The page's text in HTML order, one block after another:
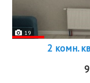
19
2 комн.